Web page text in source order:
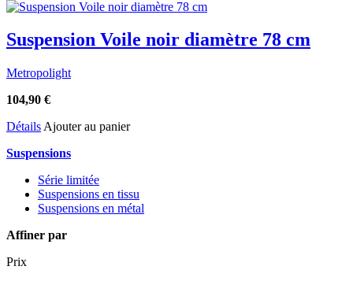
Suspension Voile noir diamètre 78 cm
Metropolight
104,90 €
Détails Ajouter au panier
Suspensions
Série limitée
Suspensions en tissu
Suspensions en métal
Affiner par
Prix